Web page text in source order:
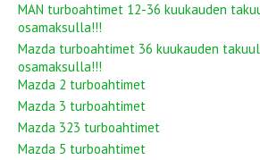
MAN turboahtimet 12-36 kuukauden
osamaksulla!!!
Mazda turboahtimet 36 kuukauden
osamaksulla!!!
Mazda 2 turboahtimet
Mazda 3 turboahtimet
Mazda 323 turboahtimet
Mazda 5 turboahtimet